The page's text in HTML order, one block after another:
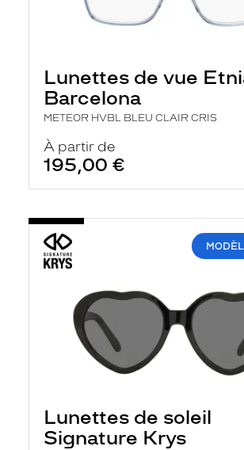
Lunettes de vue
Barcelona
METEOR HVBL BLEU CLAIR CRIS
À partir de
195,00 €
Lunettes de soleil
Signature Krys